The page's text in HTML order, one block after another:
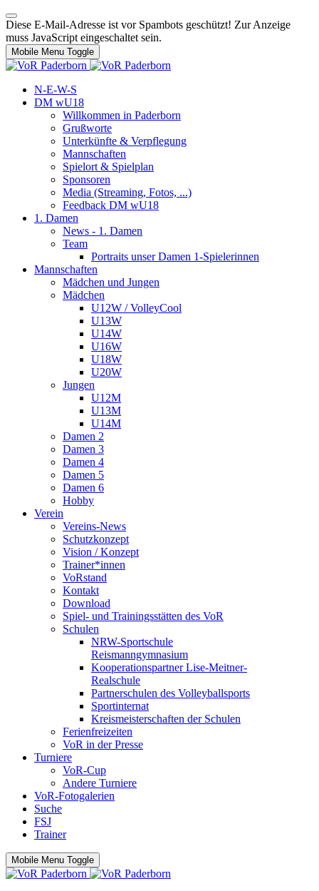
Diese E-Mail-Adresse ist vor Spambots geschützt! Zur Anzeige
muss JavaScript eingeschaltet sein.
Mobile Menu Toggle
N-E-W-S
DM wU18
Willkommen in Paderborn
Grußworte
Unterkünfte & Verpflegung
Mannschaften
Spielort & Spielplan
Sponsoren
Media (Streaming, Fotos, ...)
Feedback DM wU18
1. Damen
News - 1. Damen
Team
Portraits unser Damen 1-Spielerinnen
Mannschaften
Mädchen und Jungen
Mädchen
U12W / VolleyCool
U13W
U14W
U16W
U18W
U20W
Jungen
U12M
U13M
U14M
Damen 2
Damen 3
Damen 4
Damen 5
Damen 6
Hobby
Verein
Vereins-News
Schutzkonzept
Vision / Konzept
Trainer*innen
VoRstand
Kontakt
Download
Spiel- und Trainingsstätten des VoR
Schulen
NRW-Sportschule
Reismanngymnasium
Kooperationspartner Lise-Meitner-
Realschule
Partnerschulen des Volleyballsports
Sportinternat
Kreismeisterschaften der Schulen
Ferienfreizeiten
VoR in der Presse
Turniere
VoR-Cup
Andere Turniere
VoR-Fotogalerien
Suche
FSJ
Trainer
Mobile Menu Toggle